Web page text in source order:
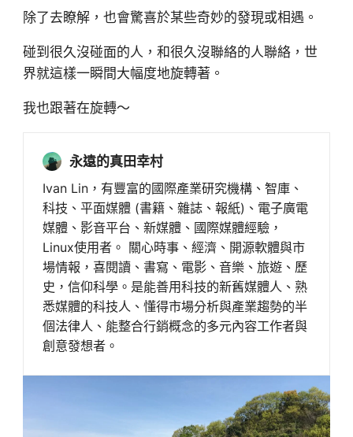
除了去瞭解，也會驚喜於某些奇妙的發現或相遇。
碰到很久沒碰面的人，和很久沒聯絡的人聯絡，世
界就這樣一瞬間大幅度地旋轉著。
我也跟著在旋轉～
永遠的真田幸村
Ivan Lin，有豐富的國際產業研究機構、智庫、
科技、平面媒體 (書籍、雜誌、報紙)、電子廣電
媒體、影音平台、新媒體、國際媒體經驗，
Linux使用者。 關心時事、經濟、開源軟體與市
場情報，喜閱讀、書寫、電影、音樂、旅遊、歷
史，信仰科學。是能善用科技的新舊媒體人、熟
悉媒體的科技人、懂得市場分析與產業趨勢的半
個法律人、能整合行銷概念的多元內容工作者與
創意發想者。